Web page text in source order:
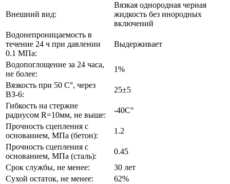
Внешний вид:
Вязкая однородная черная
жидкость без инородных
включений
Водонепроницаемость в
течение 24 ч при давлении
0.1 МПа:
Выдерживает
Водопоглощение за 24 часа,
не более:
1%
Вязкость при 50 С°, через
ВЗ-6:
25±5
Гибкость на стержне
радиусом R=10мм, не выше:
-40C°
Прочность сцепления с
основанием, МПа (бетон):
1.2
Прочность сцепления с
основанием, МПа (сталь):
0.45
Срок службы, не менее:
30 лет
Сухой остаток, не менее:
62%